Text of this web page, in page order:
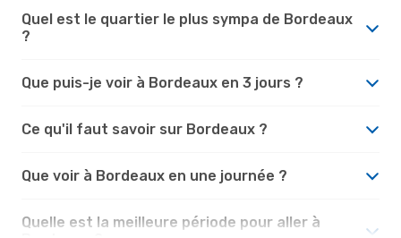
Quel est le quartier le plus sympa de Bordeaux
?
Que puis-je voir à Bordeaux en 3 jours ?
Ce qu'il faut savoir sur Bordeaux ?
Que voir à Bordeaux en une journée ?
Quelle est la meilleure période pour aller à